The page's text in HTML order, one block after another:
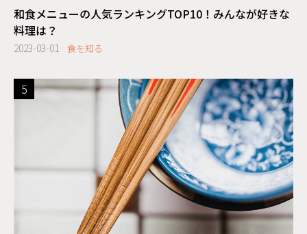
和食メニューの人気ランキングTOP10！みんなが好きな
料理は？
2023-03-01 食を知る